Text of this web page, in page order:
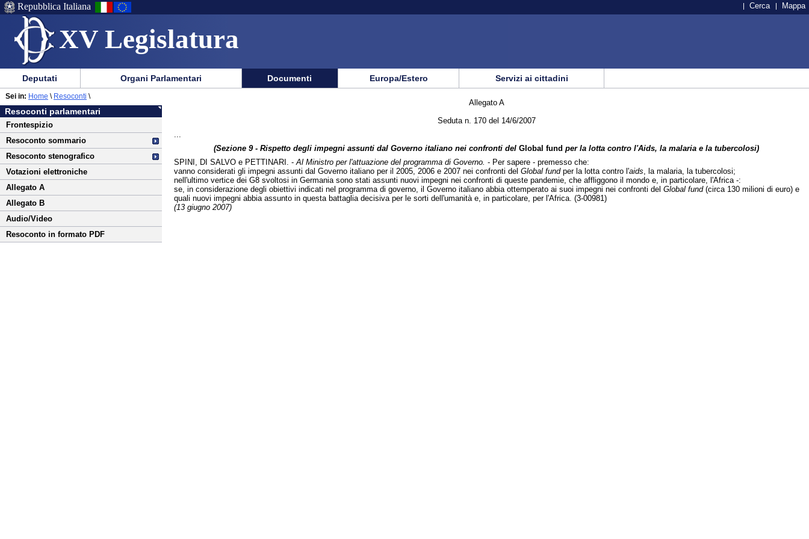
XV Legislatura
Menu
di
ausilio
alla
navigazione
Menu
di
navigazione
principale
Repubblica Italiana Cerca Mappa
Menu
di
navigazione
principale
menu
di
sezione
Deputati Organi Parlamentari Documenti Europa/Estero Servizi ai cittadini
Vai
al
contenuto
Resoconti parlamentari
Frontespizio
Resoconto sommario
Resoconto stenografico
Votazioni elettroniche
Allegato A
Allegato B
Audio/Video
Resoconto in formato PDF
Sei in: Home \ Resoconti \
Allegato A
Seduta n. 170 del 14/6/2007
(Sezione 9 - Rispetto degli impegni assunti dal Governo italiano nei confronti del Global fundper la lotta contro l'Aids, la malaria e la tubercolosi)
SPINI, DI SALVO e PETTINARI. - Al Ministro per l'attuazione del programma di Governo. - Per sapere - premesso che:
vanno considerati gli impegni assunti dal Governo italiano per il 2005, 2006 e 2007 nei confronti del Global fundper la lotta contro l'aids , la malaria, la tubercolosi;
nell'ultimo vertice dei G8 svoltosi in Germania sono stati assunti nuovi impegni nei confronti di queste pandemie, che affliggono il mondo e, in particolare, l'Africa -:
se, in considerazione degli obiettivi indicati nel programma di governo, il Governo italiano abbia ottemperato ai suoi impegni nei confronti del Global fund(circa 130 milioni di euro) e
quali nuovi impegni abbia assunto in questa battaglia decisiva per le sorti dell'umanità e, in particolare, per l'Africa. (3-00981)
(13 giugno 2007)